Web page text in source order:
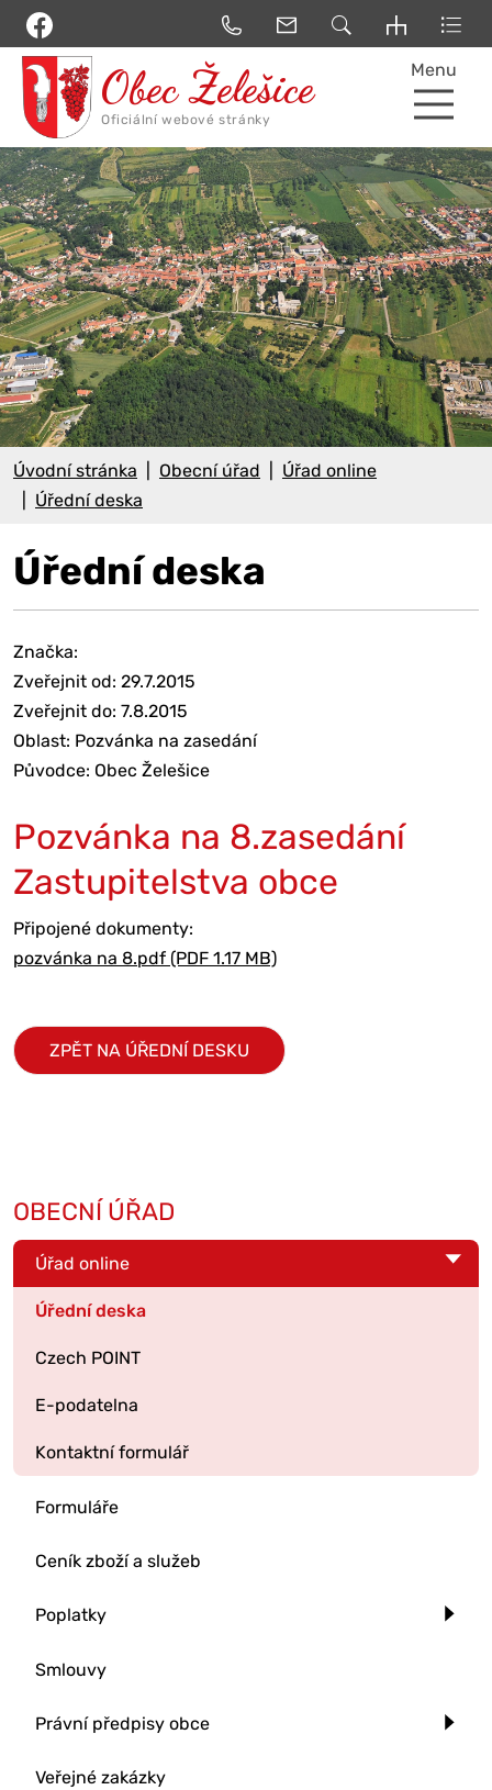
Menu
Úvodní stránka Obecní úřad
Úřad online
Úřední deska
Úřední deska
Značka:
Zveřejnit od: 29.7.2015
Zveřejnit do: 7.8.2015
Oblast: Pozvánka na zasedání
Původce: Obec Želešice
Pozvánka na 8.zasedání
Zastupitelstva obce
Připojené dokumenty:
pozvánka na 8.pdf (PDF 1.17 MB)
ZPĚT NA ÚŘEDNÍ DESKU
OBECNÍ ÚŘAD
Úřad online
Úřední deska
Czech POINT
E-podatelna
Kontaktní formulář
Formuláře
Ceník zboží a služeb
Poplatky
Smlouvy
Právní předpisy obce
Veřejné zakázky